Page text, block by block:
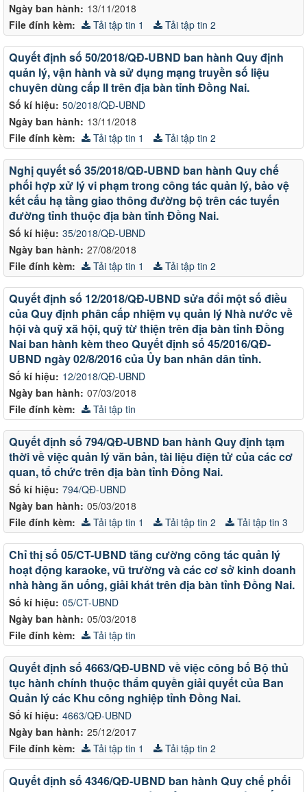
Ngày ban hành: 13/11/2018
File đính kèm: Tải tập tin 1 Tải tập tin 2
Số kí hiệu: 50/2018/QĐ-UBND
Ngày ban hành: 13/11/2018
Quyết định số 50/2018/QĐ-UBND ban hành Quy định
quản lý, vận hành và sử dụng mạng truyền số liệu
chuyên dùng cấp II trên địa bàn tỉnh Đồng Nai.
File đính kèm: Tải tập tin 1 Tải tập tin 2
Số kí hiệu: 35/2018/QĐ-UBND
Ngày ban hành: 27/08/2018
Nghị quyết số 35/2018/QĐ-UBND ban hành Quy chế
phối hợp xử lý vi phạm trong công tác quản lý, bảo vệ
kết cấu hạ tầng giao thông đường bộ trên các tuyến
đường tỉnh thuộc địa bàn tỉnh Đồng Nai.
File đính kèm: Tải tập tin 1 Tải tập tin 2
Số kí hiệu: 12/2018/QĐ-UBND
Ngày ban hành: 07/03/2018
Quyết định số 12/2018/QĐ-UBND sửa đổi một số điều
của Quy định phân cấp nhiệm vụ quản lý Nhà nước về
hội và quỹ xã hội, quỹ từ thiện trên địa bàn tỉnh Đồng
Nai ban hành kèm theo Quyết định số 45/2016/QĐ-
UBND ngày 02/8/2016 của Ủy ban nhân dân tỉnh.
File đính kèm: Tải tập tin
Số kí hiệu: 794/QĐ-UBND
Ngày ban hành: 05/03/2018
Quyết định số 794/QĐ-UBND ban hành Quy định tạm
thời về việc quản lý văn bản, tài liệu điện tử của các cơ
quan, tổ chức trên địa bàn tỉnh Đồng Nai.
File đính kèm: Tải tập tin 1 Tải tập tin 2 Tải tập tin 3
Số kí hiệu: 05/CT-UBND
Ngày ban hành: 05/03/2018
Chỉ thị số 05/CT-UBND tăng cường công tác quản lý
hoạt động karaoke, vũ trường và các cơ sở kinh doanh
nhà hàng ăn uống, giải khát trên địa bàn tỉnh Đồng Nai.
File đính kèm: Tải tập tin
Số kí hiệu: 4663/QĐ-UBND
Ngày ban hành: 25/12/2017
Quyết định số 4663/QĐ-UBND về việc công bố Bộ thủ
tục hành chính thuộc thẩm quyền giải quyết của Ban
Quản lý các Khu công nghiệp tỉnh Đồng Nai.
File đính kèm: Tải tập tin 1 Tải tập tin 2
Quyết định số 4346/QĐ-UBND ban hành Quy chế phối